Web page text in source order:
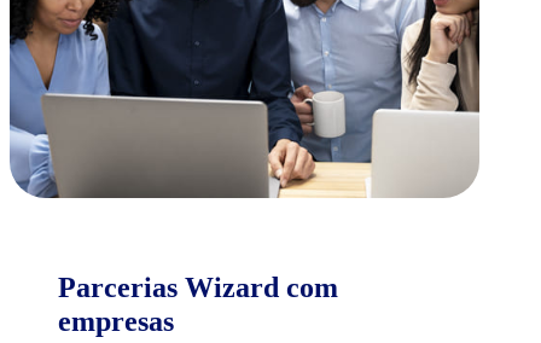
Parcerias Wizard com
empresas